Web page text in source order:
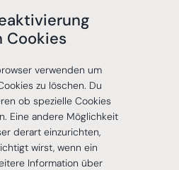
Cookies
verwenden um
zu löschen. Du
ob spezielle Cookies
Eine andere Möglichkeit
derart einzurichten,
wirst, wenn ein
Information über